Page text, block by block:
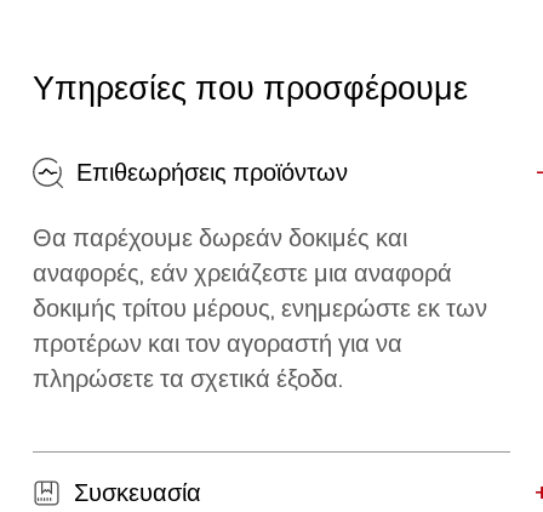
Υπηρεσίες που προσφέρουμε
Επιθεωρήσεις προϊόντων
Θα παρέχουμε δωρεάν δοκιμές και
αναφορές, εάν χρειάζεστε μια αναφορά
δοκιμής τρίτου μέρους, ενημερώστε εκ των
προτέρων και τον αγοραστή για να
πληρώσετε τα σχετικά έξοδα.
Συσκευασία